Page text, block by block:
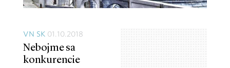
VN SK 01.10.2018
Nebojme sa
konkurencie